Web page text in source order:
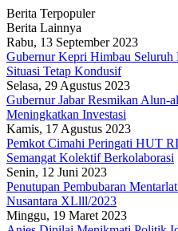
Berita Terpopuler
Berita Lainnya
Rabu, 13 September 2023
Gubernur Kepri Himbau Seluruh
Situasi Tetap Kondusif
Selasa, 29 Agustus 2023
Gubernur Jabar Resmikan Alun-
Meningkatkan Investasi
Kamis, 17 Agustus 2023
Pemkot Cimahi Peringati HUT
Semangat Kolektif Berkolaborasi
Senin, 12 Juni 2023
Penutupan Pembubaran
Nusantara XLlll/2023
Minggu, 19 Maret 2023